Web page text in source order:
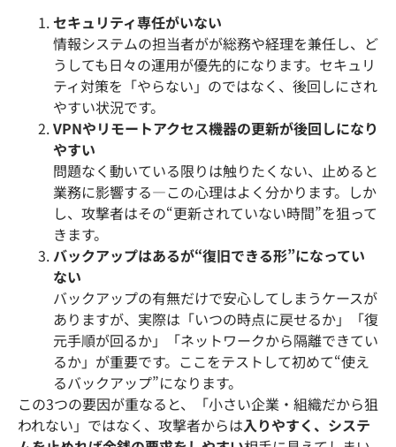
セキュリティ専任がいない
情報システムの担当者がが総務や経理を兼任し、ど
うしても日々の運用が優先的になります。セキュリ
ティ対策を「やらない」のではなく、後回しにされ
やすい状況です。
VPNやリモートアクセス機器の更新が後回しになり
やすい
問題なく動いている限りは触りたくない、止めると
業務に影響する―この心理はよく分かります。しか
し、攻撃者はその“更新されていない時間”を狙って
きます。
バックアップはあるが“復旧できる形”になってい
ない
バックアップの有無だけで安心してしまうケースが
ありますが、実際は「いつの時点に戻せるか」「復
元手順が回るか」「ネットワークから隔離できてい
るか」が重要です。ここをテストして初めて“使え
るバックアップ”になります。
この3つの要因が重なると、「小さい企業・組織だから狙
われない」ではなく、攻撃者からは入りやすく、システ